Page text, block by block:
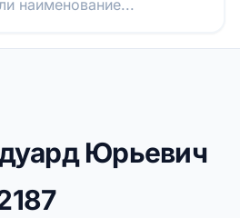
Юрьевич